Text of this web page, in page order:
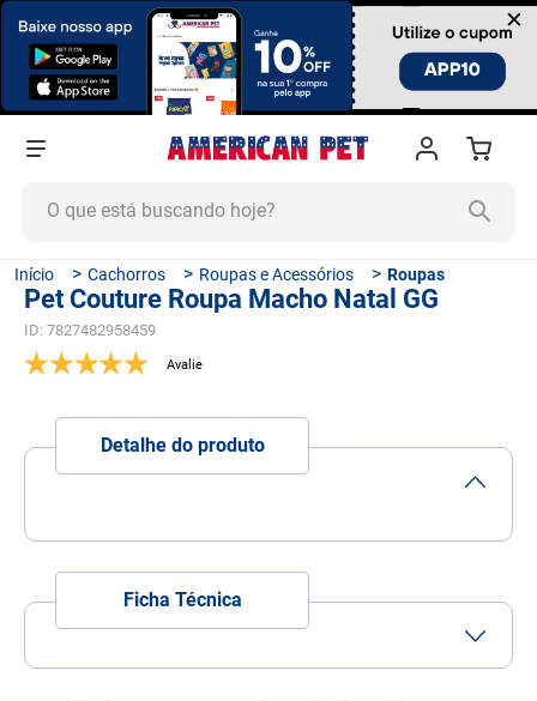
×
Cachorros Roupas e Acessórios Roupas
Pet Couture Roupa Macho Natal GG
ID: 7827482958459
Detalhe do produto
Ficha Técnica
TERMOS MAIS BUSCADOS
1º
ração cachorro
areia
5º
ração